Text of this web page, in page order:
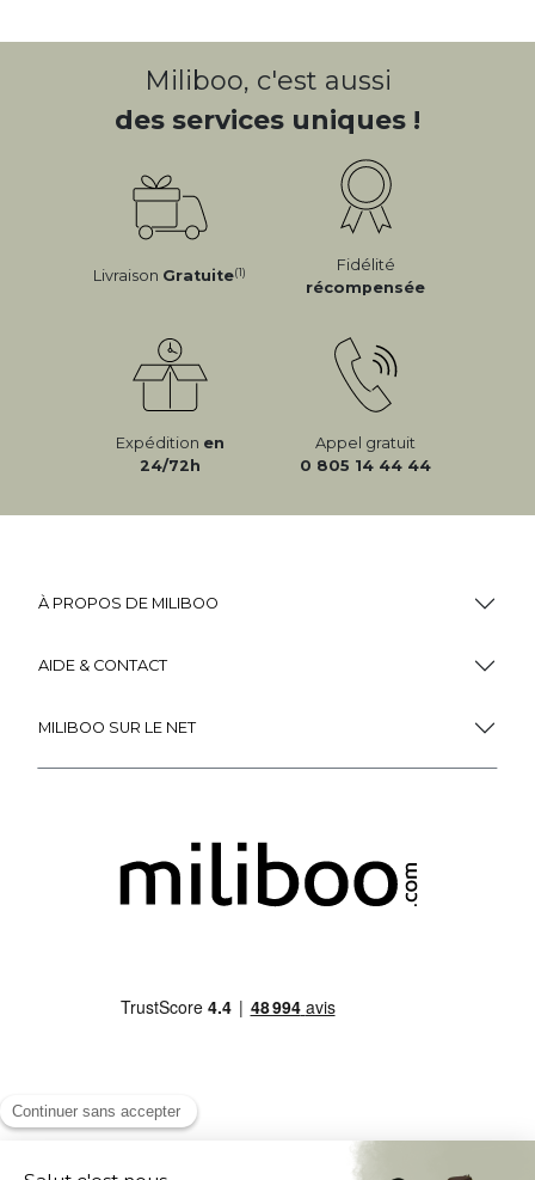
Miliboo, c'est aussi
des services uniques !
Livraison Gratuite(1)
Fidélité
récompensée
Expédition en
24/72h
Appel gratuit
0 805 14 44 44
À PROPOS DE MILIBOO
AIDE & CONTACT
MILIBOO SUR LE NET